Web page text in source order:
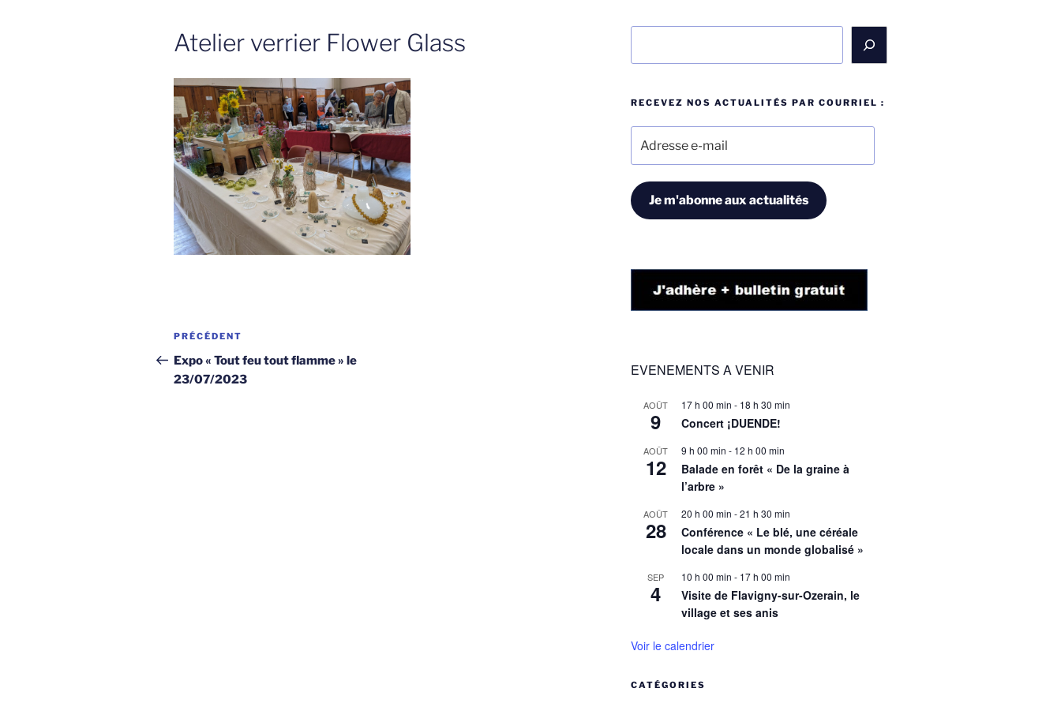
Atelier verrier Flower Glass
Navigation
de
l’article
Article
précédent
PRÉCÉDENT
Expo « Tout feu tout flamme » le
23/07/2023
RECEVEZ NOS ACTUALITÉS PAR COURRIEL :
mail
Je m'abonne aux actualités
EVENEMENTS A VENIR
AOÛT
9
17 h 00 min - 18 h 30 min
Concert ¡DUENDE!
AOÛT
12
9 h 00 min - 12 h 00 min
Balade en forêt « De la graine à
l’arbre »
AOÛT
28
20 h 00 min -21 h 30 min
Conférence « Le blé, une céréale
locale dans un monde globalisé »
SEP
4
10 h 00 min - 17 h 00 min
Visite de Flavigny-sur-Ozerain, le
village et ses anis
Voir le calendrier
CATÉGORIES